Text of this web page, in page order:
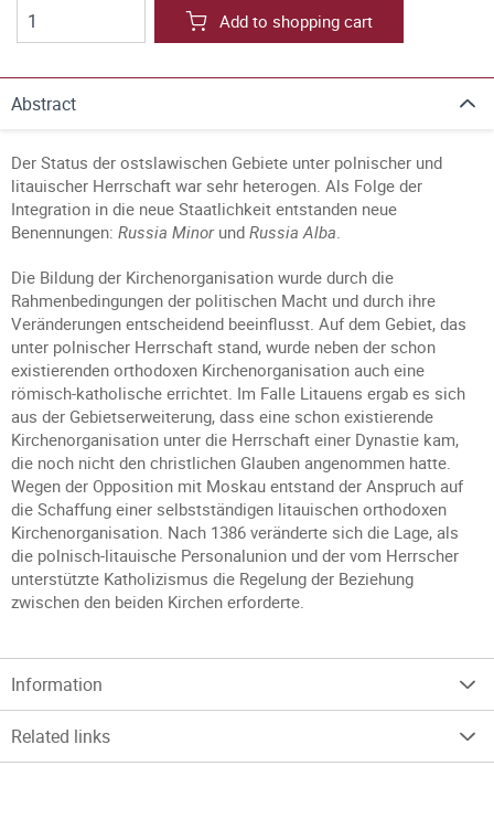
Add to shopping cart
Abstract
Der Status der ostslawischen Gebiete unter polnischer und
litauischer Herrschaft war sehr heterogen. Als Folge der
Integration in die neue Staatlichkeit entstanden neue
Benennungen: Russia Minorund Russia Alba.
Die Bildung der Kirchenorganisation wurde durch die
Rahmenbedingungen der politischen Macht und durch ihre
Veränderungen entscheidend beeinflusst. Auf dem Gebiet, das
unter polnischer Herrschaft stand, wurde neben der schon
existierenden orthodoxen Kirchenorganisation auch eine
römisch-katholische errichtet. Im Falle Litauens ergab es sich
aus der Gebietserweiterung, dass eine schon existierende
Kirchenorganisation unter die Herrschaft einer Dynastie kam,
die noch nicht den christlichen Glauben angenommen hatte.
Wegen der Opposition mit Moskau entstand der Anspruch auf
die Schaffung einer selbstständigen litauischen orthodoxen
Kirchenorganisation. Nach 1386 veränderte sich die Lage, als
die polnisch-litauische Personalunion und der vom Herrscher
unterstützte Katholizismus die Regelung der Beziehung
zwischen den beiden Kirchen erforderte.
Information
Related links